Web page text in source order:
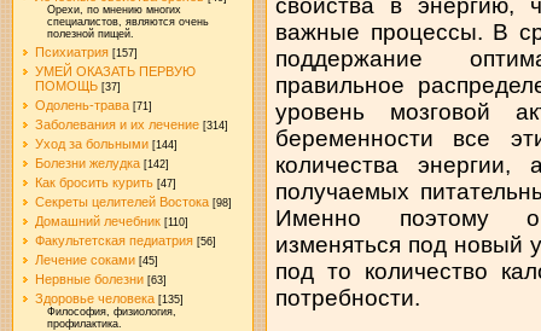
Орехи, по мнению многих
специалистов, являются очень
полезной пищей.
Психиатрия [157]
УМЕЙ ОКАЗАТЬ ПЕРВУЮ
ПОМОЩЬ [37]
Одолень-трава [71]
Заболевания и их лечение [314]
Уход за больными [144]
Болезни желудка [142]
Как бросить курить [47]
Секреты целителей Востока [98]
Домашний лечебник [110]
Факультетская педиатрия [56]
Лечение соками [45]
Нервные болезни [63]
Здоровье человека [135]
Философия, физиология,
профилактика.
важные процессы. В
поддержание
правильное
уровень мозговой
беременности все
количества энергии,
получаемых
Именно поэтому
изменяться под новый
под то количество
потребности.